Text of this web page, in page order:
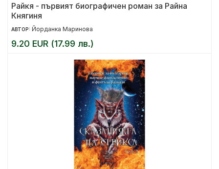
Райкя - първият биографичен роман за Райна
Княгиня
АВТОР: Йорданка Маринова
9.20 EUR (17.99 лв.)